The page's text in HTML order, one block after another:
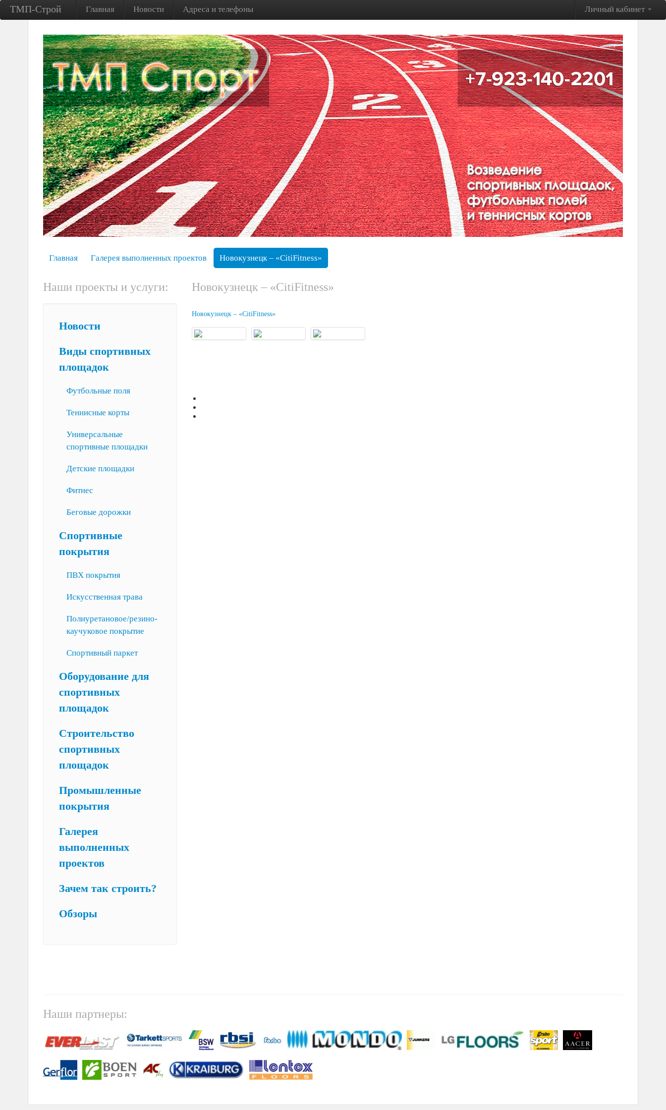
ТМП-Строй Главная Новости Адреса и телефоны Личный кабинет
Главная Галерея выполненных проектов Новокузнецк – «CitiFitness»
Наши проекты и услуги:
Новости
Виды спортивных
площадок
Футбольные поля
Теннисные корты
Универсальные
спортивные площадки
Детские площадки
Фитнес
Беговые дорожки
Спортивные
покрытия
ПВХ покрытия
Искусственная трава
Полиуретановое/резино-
каучуковое покрытие
Спортивный паркет
Оборудование для
спортивных
площадок
Строительство
спортивных
площадок
Промышленные
покрытия
Галерея
выполненных
проектов
Зачем так строить?
Обзоры
Новокузнецк – «CitiFitness»
Новокузнецк – «CitiFitness»
Наши партнеры: